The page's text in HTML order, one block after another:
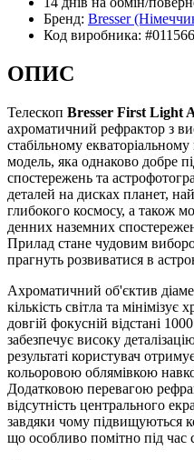
Бренд: Bresser
Код виробника:
ОПИС
Телескоп Bresser First Light
ахроматичний рефрактор з
стабільному
модель, яка однаково добре
спостережень та
деталей на дисках планет,
глибокого космосу, а також
денних наземних
Прилад стане чудовим
прагнуть розвиватися в
Ахроматичний об'єктив
кількість світла та мінімізує
довгій фокусній відстані
забезпечує високу
результаті користувач
кольоровою облямівкою
Додатковою перевагою
відсутність центрального
завдяки чому підвищуються
що особливо помітно під час